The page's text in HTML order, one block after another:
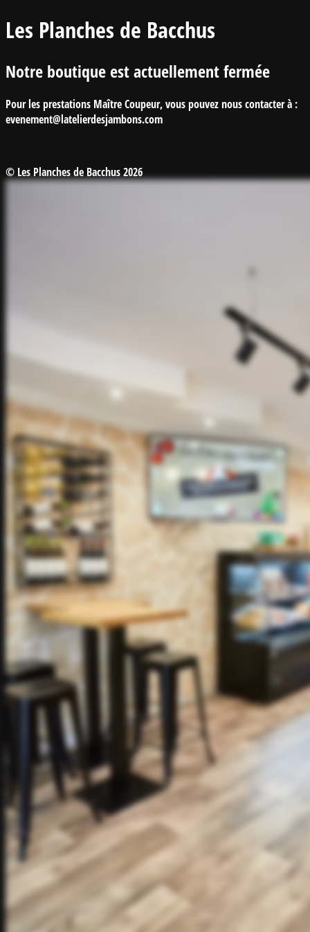
Les Planches de Bacchus
Notre boutique est actuellement fermée
Pour les prestations Maître Coupeur, vous pouvez nous contacter à :
evenement@latelierdesjambons.com
© Les Planches de Bacchus 2026